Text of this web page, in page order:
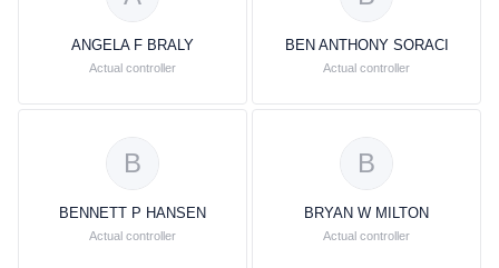
ANGELA F BRALY
Actual controller
BEN ANTHONY SORACI
Actual controller
B
BENNETT P HANSEN
Actual controller
B
BRYAN W MILTON
Actual controller